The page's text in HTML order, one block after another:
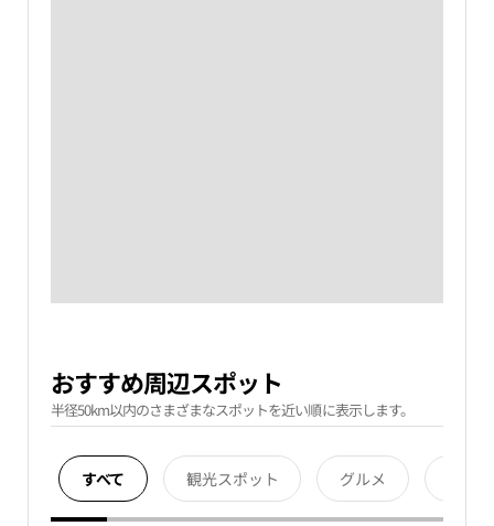
おすすめ周辺スポット
半径50km以内のさまざまなスポットを近い順に表示します。
すべて 観光スポット グルメ